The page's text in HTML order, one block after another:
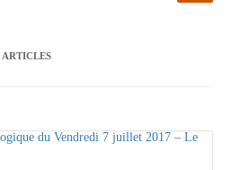
ARTICLES